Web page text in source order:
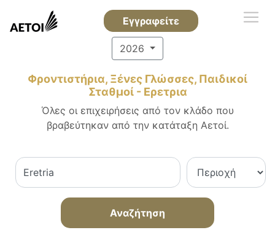
Εγγραφείτε
2026
Φροντιστήρια, Ξένες Γλώσσες, Παιδικοί
Σταθμοί - Ερετρια
Όλες οι επιχειρήσεις από τον κλάδο που
βραβεύτηκαν από την κατάταξη Αετοί.
Αναζήτηση